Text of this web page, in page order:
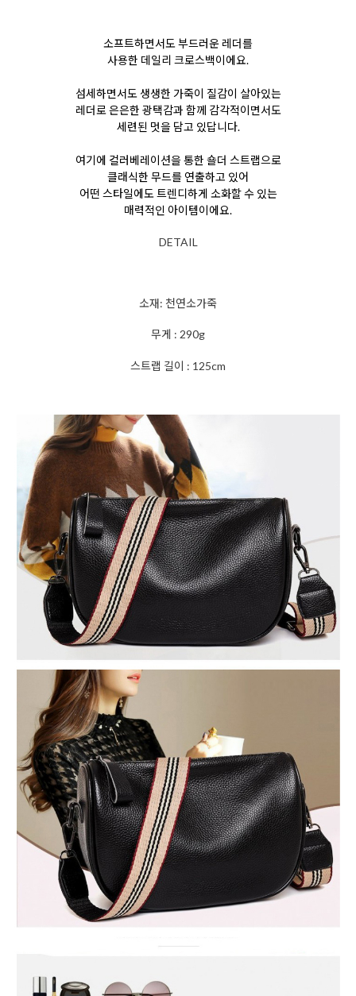
소프트하면서도 부드러운 레더를
사용한 데일리 크로스백이에요.
섬세하면서도 생생한 가죽이 질감이 살아있는
레더로은은한 광택감과 함께 감각적이면서도
세련된 멋을 담고 있답니다.
여기에 컬러베레이션을 통한 숄더 스트랩으로
클래식한 무드를 연출하고 있어
어떤 스타일에도 트렌디하게 소화할 수 있는
매력적인 아이템이에요.
DETAIL
소재: 천연소가죽
무게 : 290g
스트랩 길이 : 125cm